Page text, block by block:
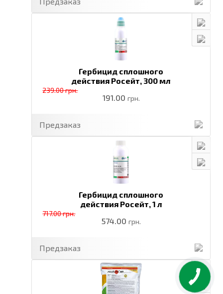
Гербицид сплошного
действия Росейт, 300 мл
191.00 грн.
239.00 грн.
Предзаказ
Гербицид сплошного
действия Росейт,1 л
574.00 грн.
717.00 грн.
Предзаказ